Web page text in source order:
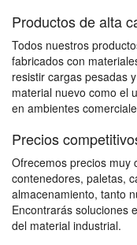
Productos de alta
Todos nuestros
fabricados con
resistir cargas pesadas
material nuevo como el
en ambientes
Precios
Ofrecemos precios muy
contenedores, paletas,
almacenamiento, tanto
Encontrarás soluciones
del material industrial.